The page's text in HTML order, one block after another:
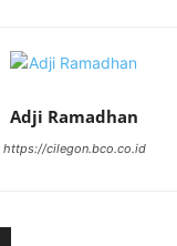
Adji Ramadhan
https://cilegon.bco.co.id